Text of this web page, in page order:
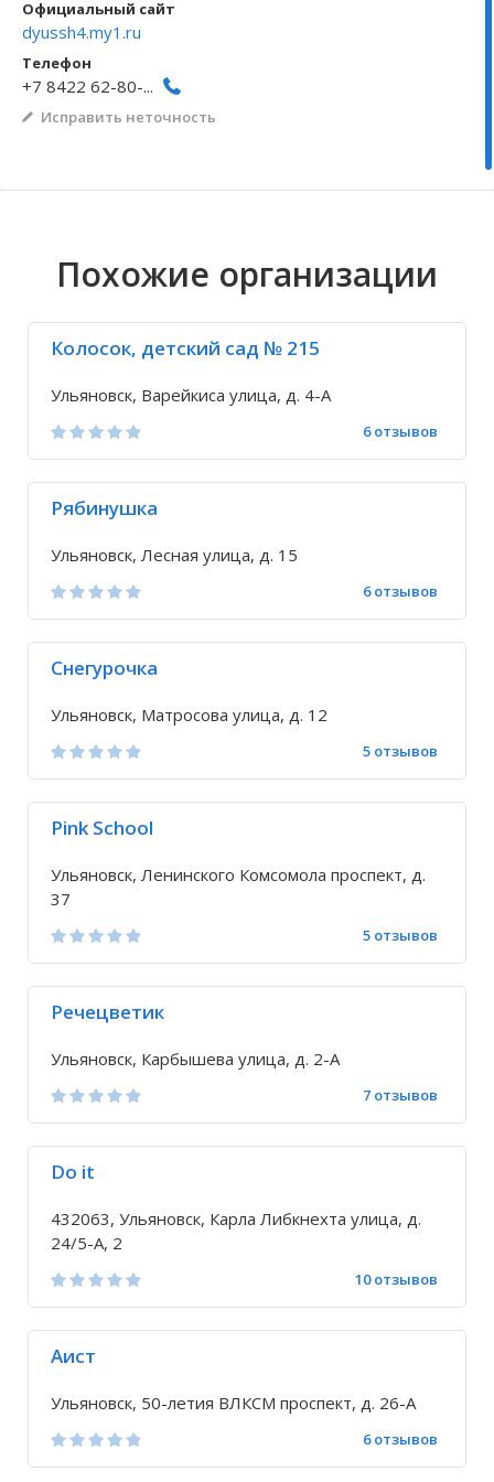
Волгоградская область
Кировоградская область
Восточно-Казахстанская область
Архангельское
Официальный сайт
dyussh4.my1.ru
Телефон
+7 8422 62-80-...
Исправить неточность
Похожие организации
Колосок, детский сад № 215
Ульяновск, Варейкиса улица, д. 4-А
6 отзывов
Рябинушка
Ульяновск, Лесная улица, д. 15
6 отзывов
Снегурочка
Ульяновск, Матросова улица, д. 12
5 отзывов
Pink School
Ульяновск, Ленинского Комсомола проспект, д.
37
5 отзывов
Речецветик
Ульяновск, Карбышева улица, д. 2-А
7 отзывов
Do it
432063, Ульяновск, Карла Либкнехта улица, д.
24/5-А, 2
10 отзывов
Аист
Ульяновск, 50-летия ВЛКСМ проспект, д. 26-А
6 отзывов